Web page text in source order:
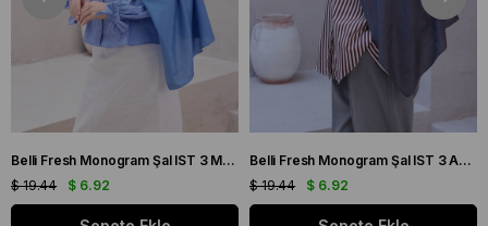
Belli Fresh Monogram Şal IST 3 Mavi 113
$ 6.92
$ 19.44
Belli Fresh Monogram Şal IST 3 Antrasit 106
$ 6.92
$ 19.44